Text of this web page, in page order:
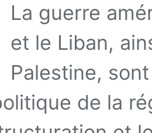
La guerre
et le Liban,
Palestine,
de la